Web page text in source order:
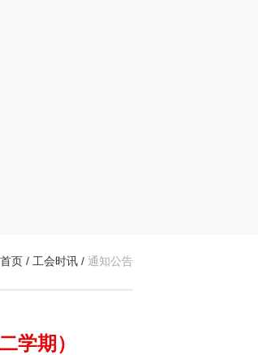
页/ 工会时讯/ 通知公告
学期）